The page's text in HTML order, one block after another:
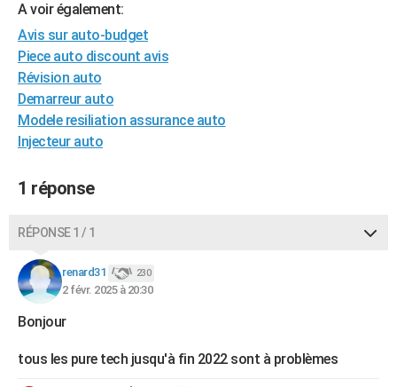
GUIDES D'ACHAT
BONS PLANS
CARTE DE VOEUX
Carte de Noël
Carte Bonne année
Carte Saint-Valentin
Carte Pâques
Carte d'anniversaire
DICTIONNAIRE
S'inscrire
Se connecter
Lycées
Collèges
Primaires
Universités
Entreprises
Service militaire
Avis de recherche
FORUM
A voir également:
Avis sur auto-budget
Piece auto discount avis
Révision auto
Demarreur auto
Modele resiliation assurance auto
Injecteur auto
1 réponse
RÉPONSE 1 / 1
renard31 230
2 févr. 2025 à 20:30
Bonjour
tous les pure tech jusqu'à fin 2022 sont à problèmes